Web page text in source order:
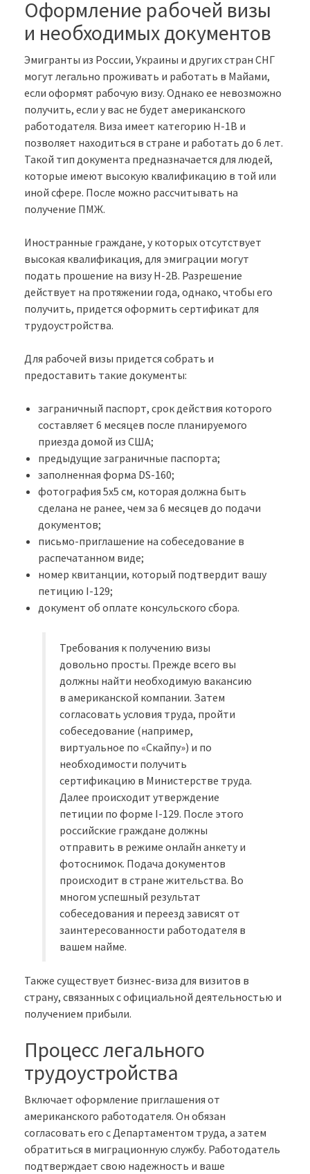
Оформление рабочей визы
и необходимых документов
Эмигранты из России, Украины и других стран СНГ
могут легально проживать и работать в Майами,
если оформят рабочую визу. Однако ее невозможно
получить, если у вас не будет американского
работодателя. Виза имеет категорию H-1B и
позволяет находиться в стране и работать до 6 лет.
Такой тип документа предназначается для людей,
которые имеют высокую квалификацию в той или
иной сфере. После можно рассчитывать на
получение ПМЖ.
Иностранные граждане, у которых отсутствует
высокая квалификация, для эмиграции могут
подать прошение на визу H-2B. Разрешение
действует на протяжении года, однако, чтобы его
получить, придется оформить сертификат для
трудоустройства.
Для рабочей визы придется собрать и
предоставить такие документы:
заграничный паспорт, срок действия которого
составляет 6 месяцев после планируемого
приезда домой из США;
предыдущие заграничные паспорта;
заполненная форма DS-160;
фотография 5х5 см, которая должна быть
сделана не ранее, чем за 6 месяцев до подачи
документов;
письмо-приглашение на собеседование в
распечатанном виде;
номер квитанции, который подтвердит вашу
петицию I-129;
документ об оплате консульского сбора.
Требования к получению визы
довольно просты. Прежде всего вы
должны найти необходимую вакансию
в американской компании. Затем
согласовать условия труда, пройти
собеседование (например,
виртуальное по «Скайпу») и по
необходимости получить
сертификацию в Министерстве труда.
Далее происходит утверждение
петиции по форме I-129. После этого
российские граждане должны
отправить в режиме онлайн анкету и
фотоснимок. Подача документов
происходит в стране жительства. Во
многом успешный результат
собеседования и переезд зависят от
заинтересованности работодателя в
вашем найме.
Также существует бизнес-виза для визитов в
страну, связанных с официальной деятельностью и
получением прибыли.
Процесс легального
трудоустройства
Включает оформление приглашения от
американского работодателя. Он обязан
согласовать его с Департаментом труда, а затем
обратиться в миграционную службу. Работодатель
подтверждает свою надежность и ваше